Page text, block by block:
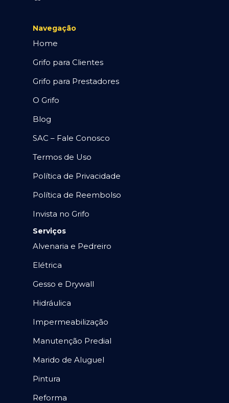
Navegação
Home
Grifo para Clientes
Grifo para Prestadores
O Grifo
Blog
SAC – Fale Conosco
Termos de Uso
Política de Privacidade
Política de Reembolso
Invista no Grifo
Serviços
Alvenaria e Pedreiro
Elétrica
Gesso e Drywall
Hidráulica
Impermeabilização
Manutenção Predial
Marido de Aluguel
Pintura
Reforma